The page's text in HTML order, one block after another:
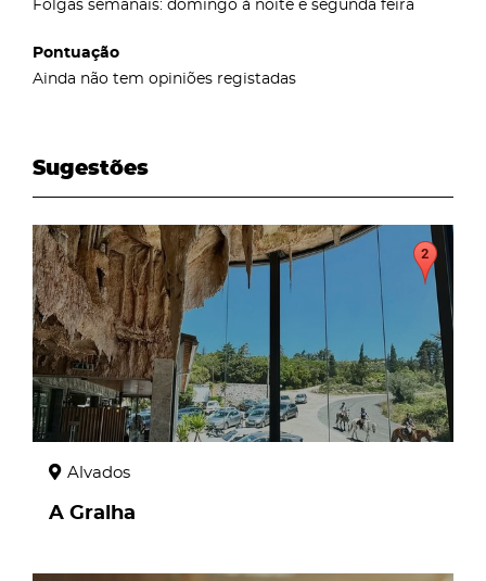
Folgas semanais: domingo à noite e segunda feira
Pontuação
Ainda não tem opiniões registadas
Sugestões
page
Alvados
A Gralha